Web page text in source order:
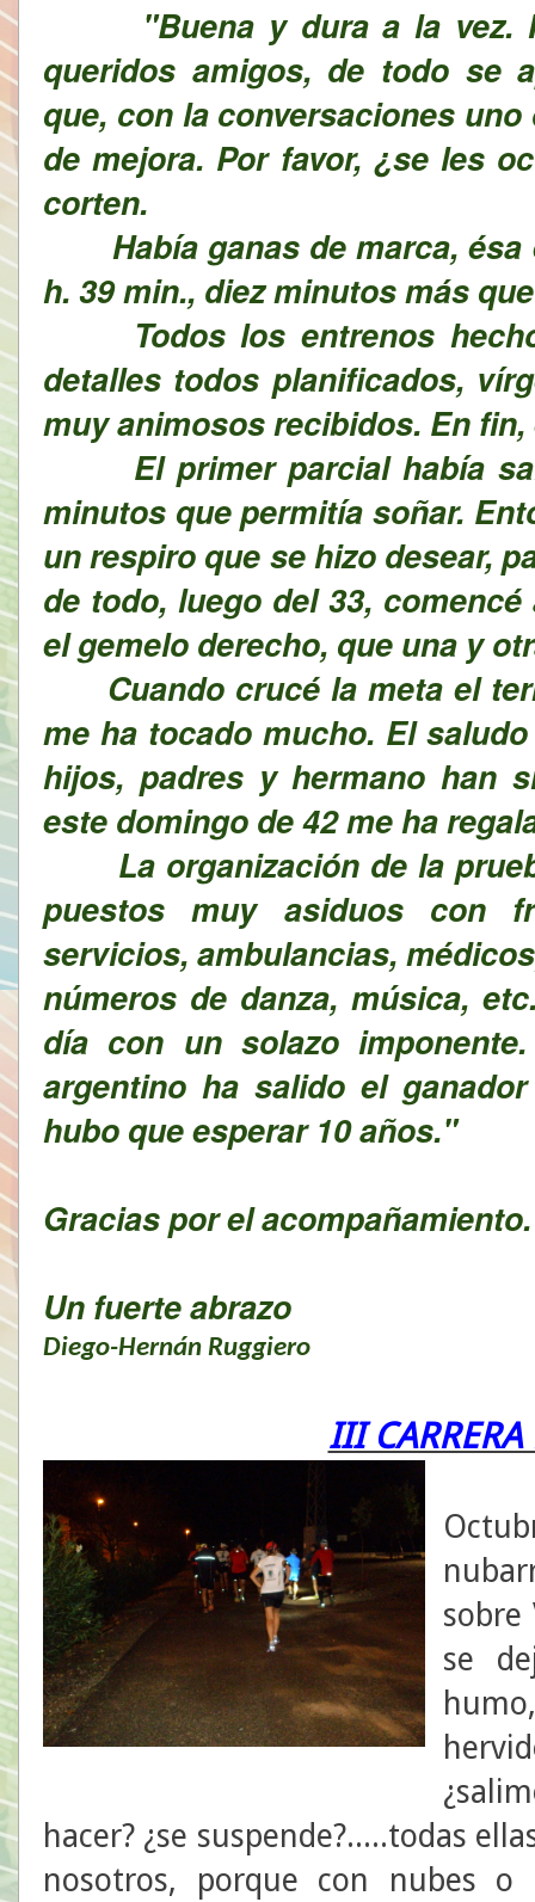
"Buena y dura a la vez.
queridos amigos, de todo se
que, con la conversaciones
de mejora. Por favor, ¿se les
corten.
Había ganas de marca, ésa
h. 39 min., diez minutos más
Todos los entrenos
detalles todos planificados,
muy animosos recibidos. En fin,
El primer parcial había
minutos que permitía soñar.
un respiro que se hizo desear,
de todo, luego del 33,
el gemelo derecho, que una y
Cuando crucé la meta el
me ha tocado mucho. El
hijos, padres y hermano han
este domingo de 42 me ha
La organización de la
puestos muy asiduos con
servicios, ambulancias,
números de danza, música,
día con un solazo
argentino ha salido el
hubo que esperar 10 años."
Gracias por el acompañamiento.
Un fuerte abrazo
Diego-Hernán Ruggiero
III
se
hacer? ¿se suspende?.....todas
nosotros, porque con nubes